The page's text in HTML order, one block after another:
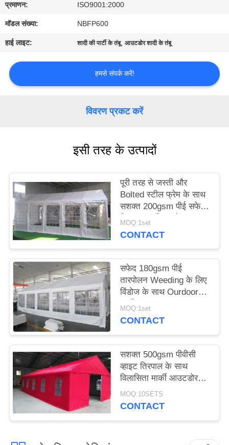
नियंत्रण
संपर्क
करें
प्रमाणन: ISO9001:2000
मॉडल संख्या: NBFP600
हाई लाइट: शादी की पार्टी के तंबू,आउटडोर शादी के तंबू
हमसे संपर्क करें!
विवरण प्रकट करें
इसी तरह के उत्पादों
पूरी तरह से जस्ती और
Bolted स्टील फ्रेम के साथ
सशक्त 200gsm पीई सफेद
तिरपाल पार्टी तम्बू के साथ
लक्जरी विला तम्बू 6x12 एम
MOQ:1set
CONTACT
सफेद 180gsm पीई
तारपोलन Weeding के लिए
विंडोज के साथ Ourdoor
पार्टी तंबू
MOQ:1set
CONTACT
सशक्त 500gsm पीवीसी
व्हाइट तिरपाल के साथ
विलासिता मार्की आउटडोर
पार्टी तंबू
MOQ:10SETS
CONTACT